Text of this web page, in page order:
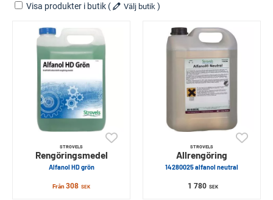
Visa produkter i butik ( Välj butik )
STROVELS
Rengöringsmedel
Alfanol HD grön
Från 308 SEK
STROVELS
Allrengöring
14280025 alfanol neutral
1 780 SEK